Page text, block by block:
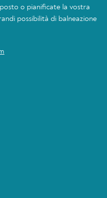
o pianificate la vostra
possibilità di balneazione